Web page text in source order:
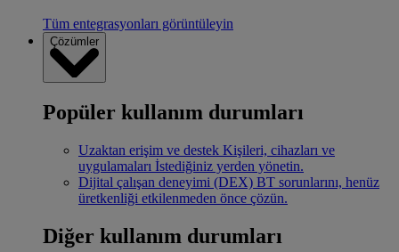
Tüm entegrasyonları görüntüleyin
Çözümler
Popüler kullanım durumları
Uzaktan erişim ve destek Kişileri, cihazları ve
uygulamaları İstediğiniz yerden yönetin.
Dijital çalışan deneyimi (DEX) BT sorunlarını, henüz
üretkenliği etkilenmeden önce çözün.
Diğer kullanım durumları